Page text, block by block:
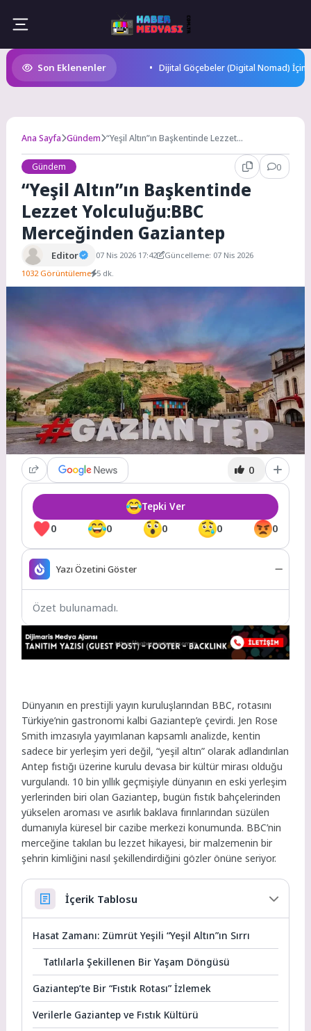
content
Son Eklenenler Dijital Göçebeler (Digital Nomad) İçin
Ana Sayfa Gündem “Yeşil Altın”ın Başkentinde Lezzet
Gündem
0
“Yeşil Altın”ın Başkentinde
Lezzet Yolculuğu:BBC
Merceğinden Gaziantep
Editor 07 Nis 2026 17:42
Güncelleme: 07 Nis 2026
1032 Görüntüleme 5 dk.
0
0 0 0 0 0
Tepki Ver
Yazı Özetini Göster
Özet bulunamadı.
Dünyanın en prestijli yayın kuruluşlarından BBC, rotasını
Türkiye’nin gastronomi kalbi Gaziantep’e çevirdi. Jen Rose
Smith imzasıyla yayımlanan kapsamlı analizde, kentin
sadece bir yerleşim yeri değil, “yeşil altın” olarak adlandırılan
Antep fıstığı üzerine kurulu devasa bir kültür mirası olduğu
vurgulandı. 10 bin yıllık geçmişiyle dünyanın en eski yerleşim
yerlerinden biri olan Gaziantep, bugün fıstık bahçelerinden
yükselen aroması ve asırlık baklava fırınlarından süzülen
dumanıyla küresel bir cazibe merkezi konumunda. BBC’nin
merceğine takılan bu lezzet hikayesi, bir malzemenin bir
şehrin kimliğini nasıl şekillendirdiğini gözler önüne seriyor.
İçerik Tablosu
Hasat Zamanı: Zümrüt Yeşili “Yeşil Altın”ın Sırrı
Tatlılarla Şekillenen Bir Yaşam Döngüsü
Gaziantep’te Bir “Fıstık Rotası” İzlemek
Verilerle Gaziantep ve Fıstık Kültürü